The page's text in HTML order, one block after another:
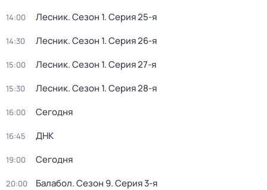
14:00 Лесник. Сезон 1. Серия 25-я
14:30 Лесник. Сезон 1. Серия 26-я
15:00 Лесник. Сезон 1. Серия 27-я
15:30 Лесник. Сезон 1. Серия 28-я
16:00 Сегодня
16:45 ДНК
19:00 Сегодня
20:00 Балабол. Сезон 9. Серия 3-я